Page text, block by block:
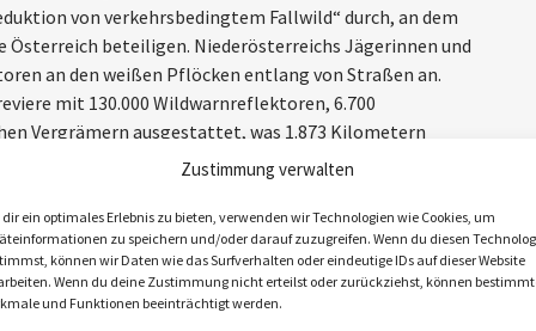
Zustimmung verwalten
ein optimales Erlebnis zu bieten, verwenden wir Technologien wie Cookies, um
zu speichern und/oder darauf zuzugreifen. Wenn du diesen
können wir Daten wie das Surfverhalten oder eindeutige IDs auf dieser Website
Wenn du deine Zustimmung nicht erteilst oder zurückziehst, können
und Funktionen beeinträchtigt werden.
von verkehrsbedingtem Fallwild“ durch, an dem
Österreich beteiligen. Niederösterreichs Jägerinnen und
an den weißen Pflöcken entlang von Straßen an.
mit 130.000 Wildwarnreflektoren, 6.700
Vergrämern ausgestattet, was 1.873 Kilometern
entspricht. Die Wildwarngeräte und -
jagdwirtschaftliche und wildökologische Maßnahmen.
im Rahmen von diversen Partnerschaften für das
zu schaffen.